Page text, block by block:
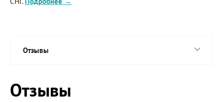
Отзывы
Отзывы